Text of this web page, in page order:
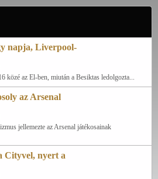
napja, Liverpool-
közé az El-ben, miután a Besiktas ledolgozta...
az Arsenal
jellemezte az Arsenal játékosainak
Cityvel, nyert a